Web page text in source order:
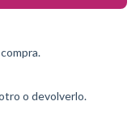
o devolverlo.